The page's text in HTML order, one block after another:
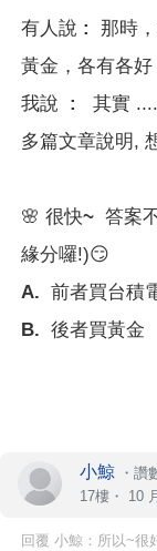
有人說 : 那時，
黃金，各有各好
我說 : 其實
多篇文章說明,
🌸 很快~ 答案
緣分囉!)😏
A. 前者買台積
B. 後者買黃金
小鯨 ・ 讚
17樓・ 10
回覆 小鯨：所以~很